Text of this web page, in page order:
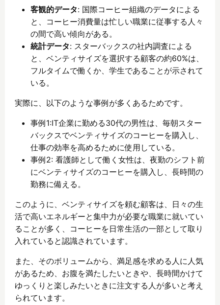
客観的データ: 国際コーヒー組織のデータによる
と、コーヒー消費量は忙しい職業に従事する人々
の間で高い傾向がある。
統計データ: スターバックスの社内調査による
と、ベンティサイズを選択する顧客の約60%は、
フルタイムで働くか、学生であることが示されて
いる。
実際に、以下のような事例が多くあるためです。
事例1:IT企業に勤める30代の男性は、毎朝スター
バックスでベンティサイズのコーヒーを購入し、
仕事の効率を高めるために使用している。
事例2: 看護師として働く女性は、夜勤のシフト前
にベンティサイズのコーヒーを購入し、長時間の
勤務に備える。
このように、ベンティサイズを頼む顧客は、日々の生
活で高いエネルギーと集中力が必要な職業に就いてい
ることが多く、コーヒーを日常生活の一部として取り
入れていると認識されています。
また、そのボリュームから、満足感を求める人に人気
があるため、お腹を満たしたいときや、長時間かけて
ゆっくりと楽しみたいときに注文する人が多いと考え
られています。